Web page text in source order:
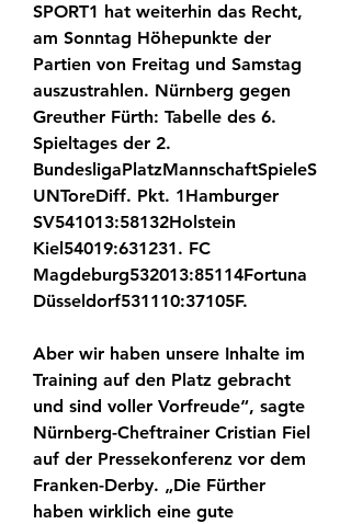
SPORT1 hat weiterhin das Recht,
am Sonntag Höhepunkte der
Partien von Freitag und Samstag
auszustrahlen. Nürnberg gegen
Greuther Fürth: Tabelle des 6.
Spieltages der 2.
BundesligaPlatzMannschaftSpieleS
UNToreDiff. Pkt. 1Hamburger
SV541013:58132Holstein
Kiel54019:631231. FC
Magdeburg532013:85114Fortuna
Düsseldorf531110:37105F.
Aber wir haben unsere Inhalte im
Training auf den Platz gebracht
und sind voller Vorfreude“, sagte
Nürnberg-Cheftrainer Cristian Fiel
auf der Pressekonferenz vor dem
Franken-Derby. „Die Fürther
haben wirklich eine gute